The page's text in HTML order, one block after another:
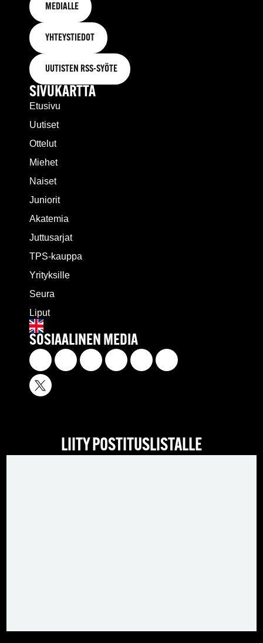
MEDIALLE
YHTEYSTIEDOT
UUTISTEN RSS-SYÖTE
SIVUKARTTA
Etusivu
Uutiset
Ottelut
Miehet
Naiset
Juniorit
Akatemia
Juttusarjat
TPS-kauppa
Yrityksille
Seura
Liput
SOSIAALINEN MEDIA
LIITY POSTITUSLISTALLE